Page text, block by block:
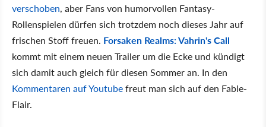
verschoben, aber Fans von humorvollen Fantasy-
Rollenspielen dürfen sich trotzdem noch dieses Jahr auf
frischen Stoff freuen. Forsaken Realms: Vahrin's Call
kommt mit einem neuen Trailer um die Ecke und kündigt
sich damit auch gleich für diesen Sommer an. In den
Kommentaren auf Youtubefreut man sich auf den Fable-
Flair.